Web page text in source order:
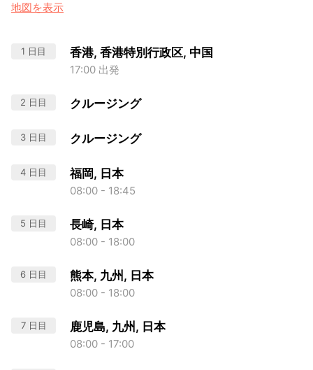
地図を表示
1 日目 香港, 香港特別行政区, 中国
17:00 出発
2 日目 クルージング
3 日目 クルージング
4 日目 福岡, 日本
08:00 - 18:45
5 日目 長崎, 日本
08:00 - 18:00
6 日目 熊本, 九州, 日本
08:00 - 18:00
7 日目 鹿児島, 九州, 日本
08:00 - 17:00